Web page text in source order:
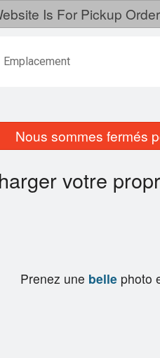
Is For Pickup
Emplacement
Nous sommes fermés
votre
Prenez une belle photo